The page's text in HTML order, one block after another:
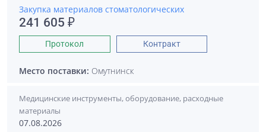
Закупка материалов стоматологических
241 605 ₽
Протокол Контракт
Место поставки: Омутнинск
Медицинские инструменты, оборудование, расходные
материалы
07.08.2026